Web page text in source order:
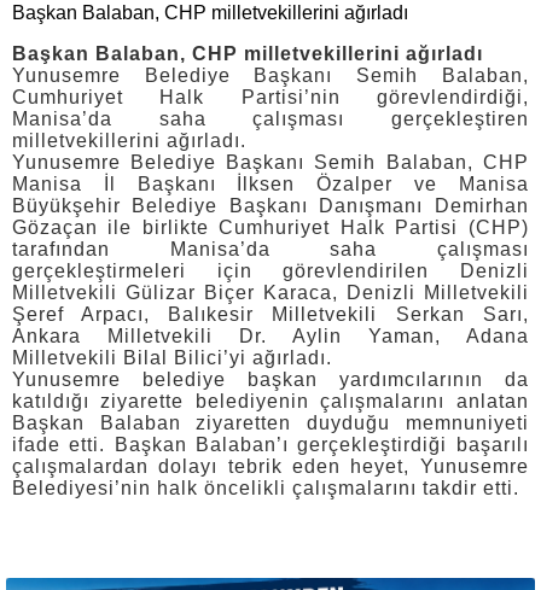
Başkan Balaban, CHP milletvekillerini ağırladı
Başkan Balaban, CHP milletvekillerini ağırladı
Yunusemre Belediye Başkanı Semih Balaban,
Cumhuriyet Halk Partisi’nin görevlendirdiği,
Manisa’da saha çalışması gerçekleştiren
milletvekillerini ağırladı.
Yunusemre Belediye Başkanı Semih Balaban, CHP
Manisa İl Başkanı İlksen Özalper ve Manisa
Büyükşehir Belediye Başkanı Danışmanı Demirhan
Gözaçan ile birlikte Cumhuriyet Halk Partisi (CHP)
tarafından Manisa’da saha çalışması
gerçekleştirmeleri için görevlendirilen Denizli
Milletvekili Gülizar Biçer Karaca, Denizli Milletvekili
Şeref Arpacı, Balıkesir Milletvekili Serkan Sarı,
Ankara Milletvekili Dr. Aylin Yaman, Adana
Milletvekili Bilal Bilici’yi ağırladı.
Yunusemre belediye başkan yardımcılarının da
katıldığı ziyarette belediyenin çalışmalarını anlatan
Başkan Balaban ziyaretten duyduğu memnuniyeti
ifade etti. Başkan Balaban’ı gerçekleştirdiği başarılı
çalışmalardan dolayı tebrik eden heyet, Yunusemre
Belediyesi’nin halk öncelikli çalışmalarını takdir etti.